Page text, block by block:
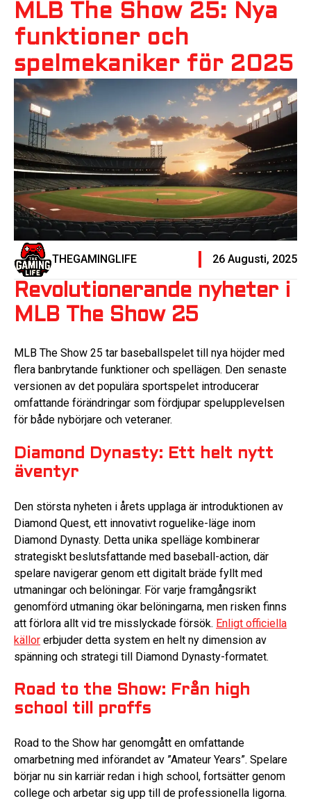
MLB The Show 25: Nya
funktioner och
spelmekaniker för 2025
THEGAMINGLIFE 26 Augusti, 2025
Revolutionerande nyheter i
MLB The Show 25
MLB The Show 25 tar baseballspelet till nya höjder med
flera banbrytande funktioner och spellägen. Den senaste
versionen av det populära sportspelet introducerar
omfattande förändringar som fördjupar spelupplevelsen
för både nybörjare och veteraner.
Diamond Dynasty: Ett helt nytt
äventyr
Den största nyheten i årets upplaga är introduktionen av
Diamond Quest, ett innovativt roguelike-läge inom
Diamond Dynasty. Detta unika spelläge kombinerar
strategiskt beslutsfattande med baseball-action, där
spelare navigerar genom ett digitalt bräde fyllt med
utmaningar och belöningar. För varje framgångsrikt
genomförd utmaning ökar belöningarna, men risken finns
att förlora allt vid tre misslyckade försök. Enligt officiella
källor erbjuder detta system en helt ny dimension av
spänning och strategi till Diamond Dynasty-formatet.
Road to the Show: Från high
school till proffs
Road to the Show har genomgått en omfattande
omarbetning med införandet av ”Amateur Years”. Spelare
börjar nu sin karriär redan i high school, fortsätter genom
college och arbetar sig upp till de professionella ligorna.